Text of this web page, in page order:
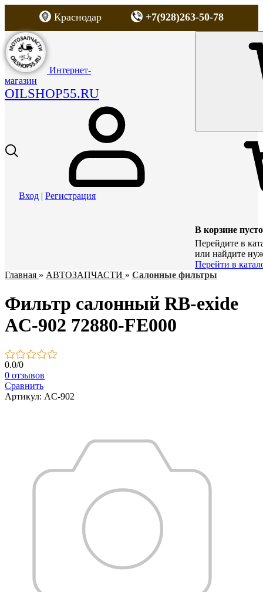
Краснодар +7(928)263-50-78
Интернет-
магазин
OILSHOP55.RU
Вход | Регистрация
В корзине пусто
Перейдите в
или найдите
Перейти в
Главная » АВТОЗАПЧАСТИ » Салонные фильтры
Фильтр салонный RB-exide
AC-902 72880-FE000
0.0/0
0 отзывов
Сравнить
Артикул: AC-902